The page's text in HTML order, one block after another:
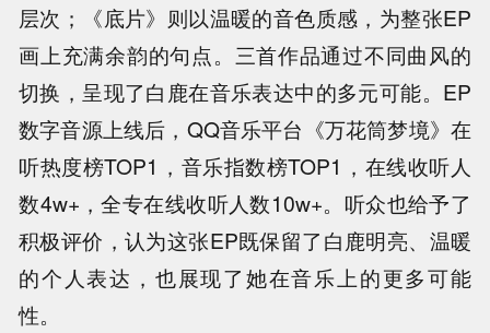
层次；《底片》则以温暖的音色质感，为整张EP
画上充满余韵的句点。三首作品通过不同曲风的
切换，呈现了白鹿在音乐表达中的多元可能。EP
数字音源上线后，QQ音乐平台《万花筒梦境》在
听热度榜TOP1，音乐指数榜TOP1，在线收听人
数4w+，全专在线收听人数10w+。 听众也给予了
积极评价，认为这张EP既保留了白鹿明亮、温暖
的个人表达，也展现了她在音乐上的更多可能
性。